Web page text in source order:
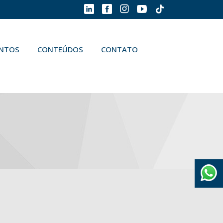
CONTEÚDOS CONTATO